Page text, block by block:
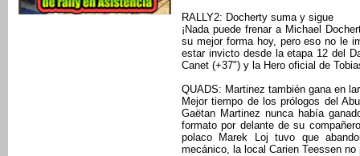
RALLY2: Docherty suma y sigue
¡Nada puede frenar a Michael
su mejor forma hoy, pero eso no le
estar invicto desde la etapa 12 del
Canet (+37") y la Hero oficial de
QUADS: Martinez también gana en
Mejor tiempo de los prólogos del
Gaëtan Martinez nunca había
formato por delante de su
polaco Marek Loj tuvo que
mecánico, la local Carien Teessen no